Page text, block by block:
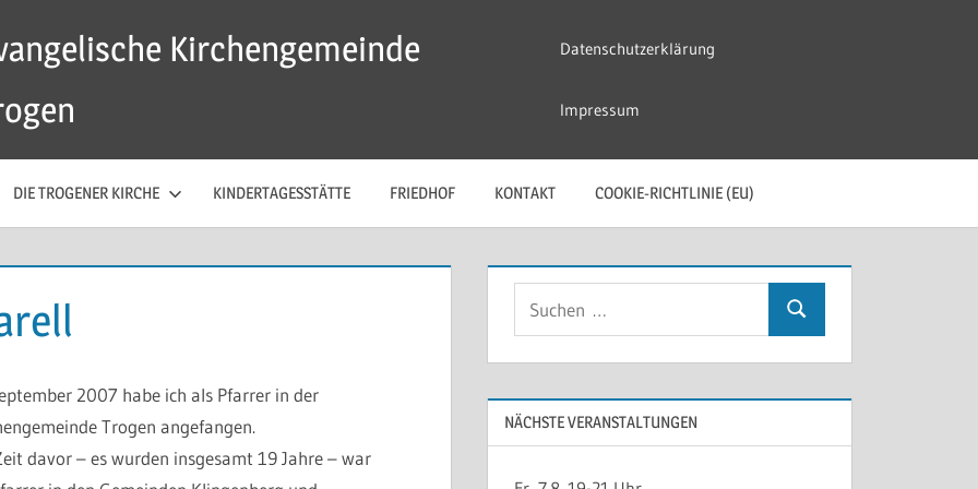
Kirchengemeinde
Datenschutzerklärung
Impressum
DIE TROGENER KIRCHE KINDERTAGESSTÄTTE FRIEDHOF KONTAKT COOKIE-RICHTLINIE (EU)
2007 habe ich als Pfarrer in der
Trogen angefangen.
davor – es wurden insgesamt 19 Jahre – war
Suchen
NÄCHSTE VERANSTALTUNGEN